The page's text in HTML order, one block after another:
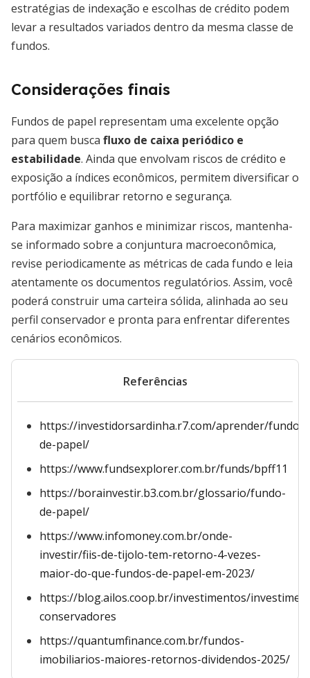
estratégias de indexação e escolhas de crédito podem
levar a resultados variados dentro da mesma classe de
fundos.
Considerações finais
Fundos de papel representam uma excelente opção
para quem busca fluxo de caixa periódico e
estabilidade. Ainda que envolvam riscos de crédito e
exposição a índices econômicos, permitem diversificar o
portfólio e equilibrar retorno e segurança.
Para maximizar ganhos e minimizar riscos, mantenha-
se informado sobre a conjuntura macroeconômica,
revise periodicamente as métricas de cada fundo e leia
atentamente os documentos regulatórios. Assim, você
poderá construir uma carteira sólida, alinhada ao seu
perfil conservador e pronta para enfrentar diferentes
cenários econômicos.
Referências
https://investidorsardinha.r7.com/aprender/fundos-
de-papel/
https://www.fundsexplorer.com.br/funds/bpff11
https://borainvestir.b3.com.br/glossario/fundo-
de-papel/
https://www.infomoney.com.br/onde-
investir/fiis-de-tijolo-tem-retorno-4-vezes-
maior-do-que-fundos-de-papel-em-2023/
https://blog.ailos.coop.br/investimentos/
conservadores
https://quantumfinance.com.br/fundos-
imobiliarios-maiores-retornos-dividendos-2025/